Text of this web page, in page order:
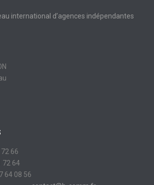
international d’agences indépendantes
66
72 64
64 08 56